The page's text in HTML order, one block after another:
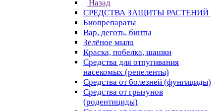
Назад
СРЕДСТВА ЗАЩИТЫ РАСТЕНИЙ
Биопрепараты
Вар, деготь, бинты
Зелёное мыло
Краска, побелка, шашки
Средства для отпугивания
насекомых (репеленты)
Средства от болезней (фунгициды)
Средства от грызунов
(родентициды)